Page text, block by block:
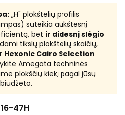
„H" plokštelių profilis
suteikia aukštesnį
bet ir didesnį slėgio
tikslų plokštelių skaičių,
Hexonic Cairo Selection
Amegata techninės
plokščių kiekį pagal jūsų
47H